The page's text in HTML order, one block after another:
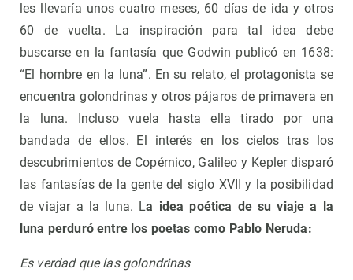
les llevaría unos cuatro meses, 60 días de ida y otros
60 de vuelta. La inspiración para tal idea debe
buscarse en la fantasía que Godwin publicó en 1638:
“El hombre en la luna”. En su relato, el protagonista se
encuentra golondrinas y otros pájaros de primavera en
la luna. Incluso vuela hasta ella tirado por una
bandada de ellos. El interés en los cielos tras los
descubrimientos de Copérnico, Galileo y Kepler disparó
las fantasías de la gente del siglo XVII y la posibilidad
de viajar a la luna. La idea poética de su viaje a la
luna perduró entre los poetas como Pablo Neruda:
Es verdad que las golondrinas